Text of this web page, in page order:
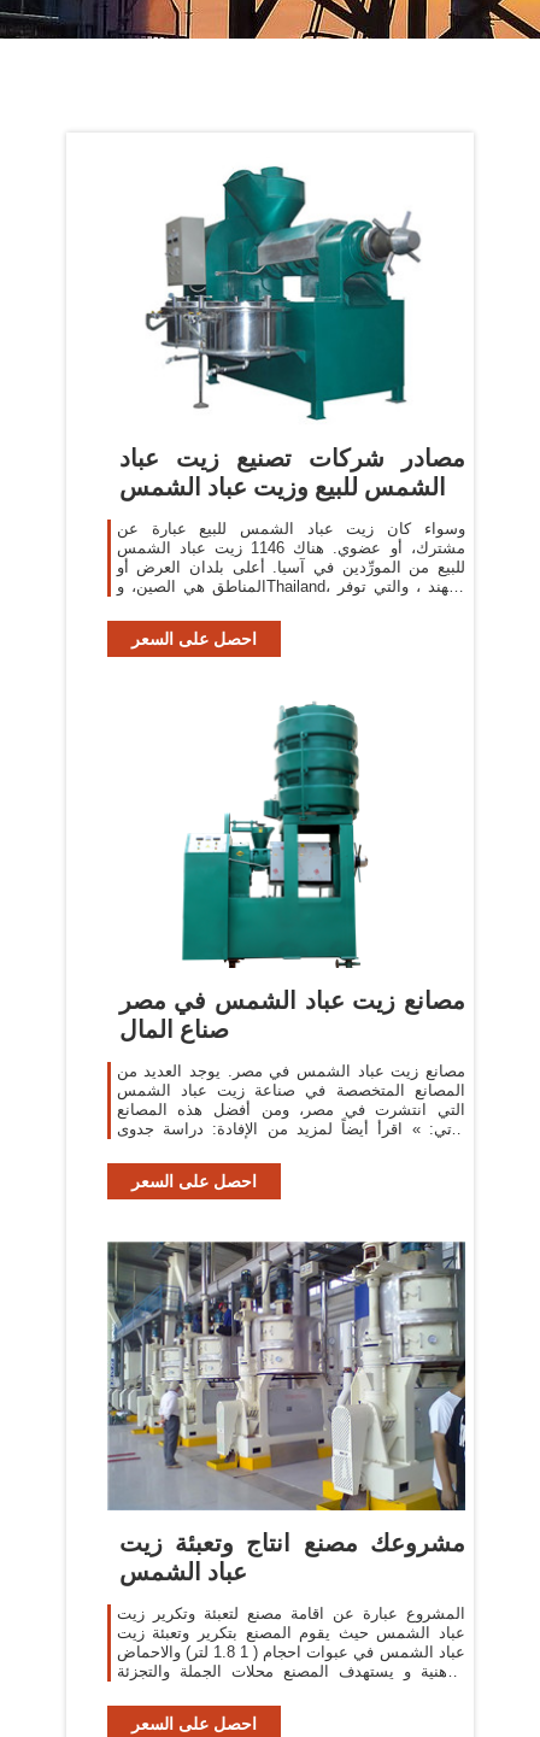
مصادر شركات تصنيع زيت عباد
الشمس للبيع وزيت عباد الشمس
وسواء كان زيت عباد الشمس للبيع عبارة عن
مشترك، أو عضوي. هناك 1146 زيت عباد الشمس
للبيع من المورِّدين في آسيا. أعلى بلدان العرض أو
المناطق هي الصين، وThailand، والهند ، والتي توفر
احصل على السعر
مصانع زيت عباد الشمس في مصر
صناع المال
مصانع زيت عباد الشمس في مصر. يوجد العديد من
المصانع المتخصصة في صناعة زيت عباد الشمس
التي انتشرت في مصر، ومن أفضل هذه المصانع
الآتي: » اقرأ أيضاً لمزيد من الإفادة: دراسة جدوى
احصل على السعر
مشروعك مصنع انتاج وتعبئة زيت
عباد الشمس
المشروع عبارة عن اقامة مصنع لتعبئة وتكرير زيت
عباد الشمس حيث يقوم المصنع بتكرير وتعبئة زيت
عباد الشمس في عبوات احجام ( 1 1.8 لتر) والاحماض
الدهنية و يستهدف المصنع محلات الجملة والتجزئة
احصل على السعر